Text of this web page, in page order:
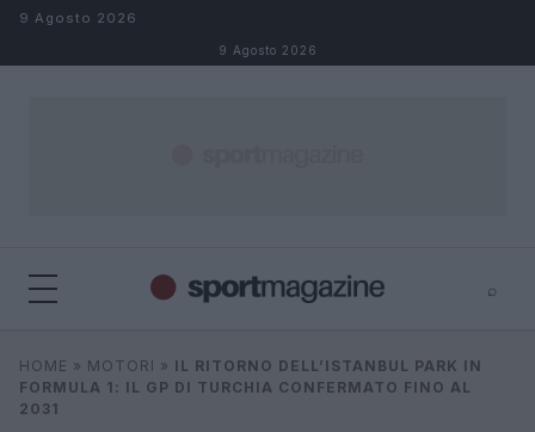
Salta al contenuto
9 Agosto 2026
9 Agosto 2026
⌕
Cerca
⌕
HOME » MOTORI » IL RITORNO DELL’ISTANBUL PARK IN
FORMULA 1: IL GP DI TURCHIA CONFERMATO FINO AL
2031